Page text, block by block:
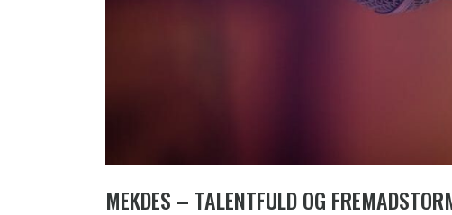
MEKDES – TALENTFULD OG